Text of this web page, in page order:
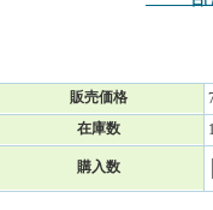
販売価格
在庫数
購入数